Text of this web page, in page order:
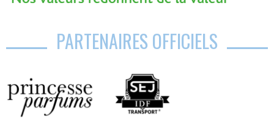
PARTENAIRES OFFICIELS